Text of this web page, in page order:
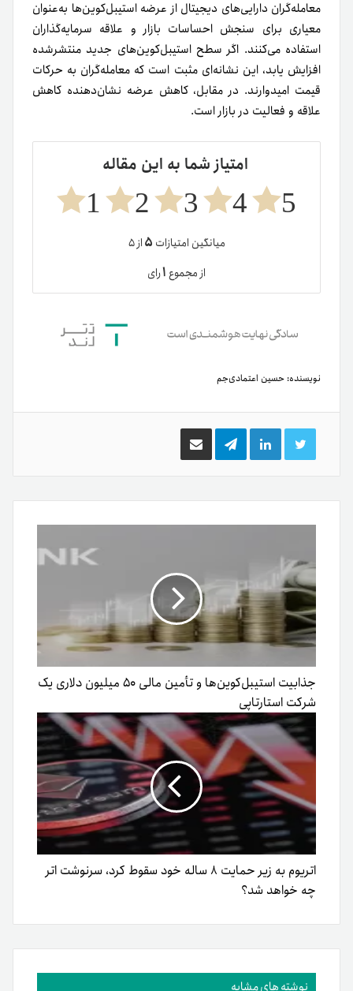
معامله‌گران دارایی‌های دیجیتال از عرضه استیبل‌کوین‌ها به‌عنوان
معیاری برای سنجش احساسات بازار و علاقه سرمایه‌گذاران
استفاده می‌کنند. اگر سطح استیبل‌کوین‌های جدید منتشر‌شده
افزایش یابد، این نشانه‌ای مثبت است که معامله‌گران به حرکات
قیمت امیدوارند. در مقابل، کاهش عرضه نشان‌دهنده کاهش
علاقه و فعالیت در بازار است.
امتیاز شما به این مقاله
5
4
3
2
1
میانگین امتیازات ۵از ۵
از مجموع۱رای
نویسنده: حسین اعتمادی‌جم
توییتر لینکدینتلگرام اشتراک
گذاری
ایمیل
جذابیت استیبل‌کوین‌ها و تأمین مالی ۵۰ میلیون دلاری یک
شرکت استارتاپی
اتریوم به زیر حمایت ۸ ساله خود سقوط کرد، سرنوشت اتر
چه خواهد شد؟
نوشته های مشابه